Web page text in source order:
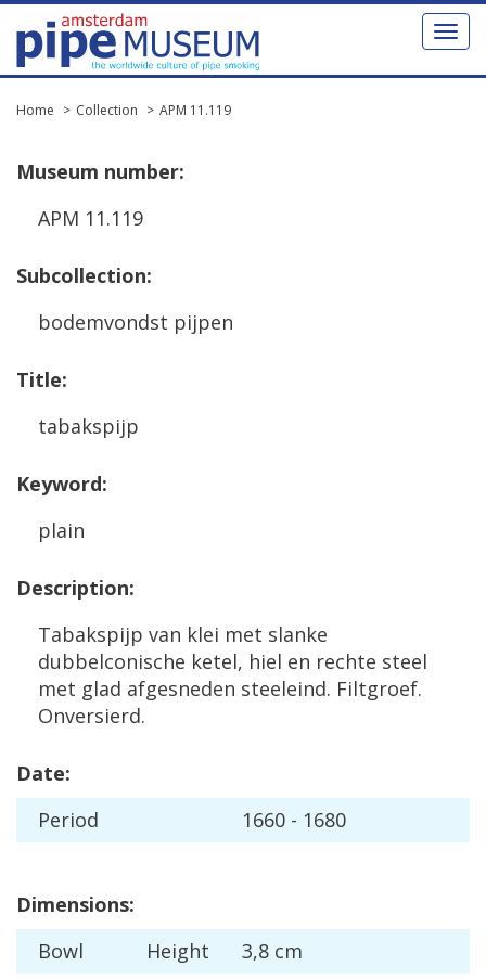
Toggle
Home Collection APM 11.119
Museum number:
APM 11.119
Subcollection:
bodemvondst pijpen
Title:
tabakspijp
Keyword:
plain
Description:
Tabakspijp van klei met slanke
dubbelconische ketel, hiel en rechte steel
met glad afgesneden steeleind. Filtgroef.
Onversierd.
Date:
Period
1660 - 1680
Dimensions:
Bowl
Height 3,8 cm